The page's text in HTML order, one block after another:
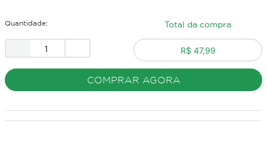
Quantidade: Total da compra
R$ 47,99
COMPRAR AGORA